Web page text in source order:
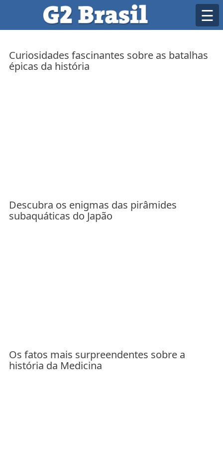
content
☰
Curiosidades fascinantes sobre as batalhas
épicas da história
Descubra os enigmas das pirâmides
subaquáticas do Japão
Os fatos mais surpreendentes sobre a
história da Medicina